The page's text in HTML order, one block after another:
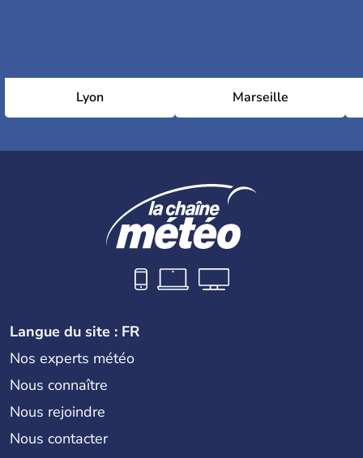
Lyon Marseille
Langue du site : FR
Nos experts météo
Nous connaître
Nous rejoindre
Nous contacter